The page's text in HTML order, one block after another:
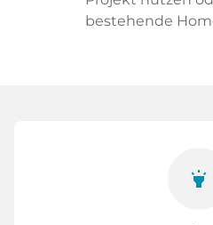
bestehende
highlight